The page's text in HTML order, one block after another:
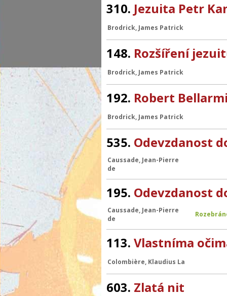
310. Jezuita Petr
Brodrick, James Patrick
148. Rozšíření
Brodrick, James Patrick
192. Robert
Brodrick, James Patrick
535. Odevzdanost
Caussade, Jean-Pierre
de
195. Odevzdanost
Caussade, Jean-Pierre
de
113. Vlastníma
Colombière, Klaudius La
603. Zlatá nit